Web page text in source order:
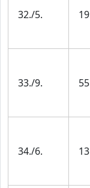
32./5. 19
33./9. 55
34./6. 13